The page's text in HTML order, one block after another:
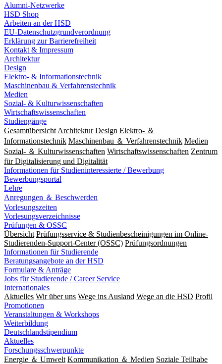
Alumni-Netzwerke
HSD Shop
Arbeiten an der HSD
EU-Datenschutzgrundverordnung
Erklärung zur Barrierefreiheit
Kontakt & Impressum
Architektur
Design
Elektro- & Informationstechnik
Maschinenbau & Verfahrenstechnik
Medien
Sozial- & Kulturwissenschaften
Wirtschaftswissenschaften
Studiengänge
Gesamtübersicht Architektur Design Elektro- ＆
Informationstechnik Maschinenbau ＆ Verfahrenstechnik Medien
Sozial- ＆ Kulturwissenschaften Wirtschaftswissenschaften Zentrum
für Digitalisierung und Digitalität
Informationen für Studieninteressierte / Bewerbung
Bewerbungsportal
Lehre
Anregungen ＆ Beschwerden
Vorlesungszeiten
Vorlesungsverzeichnisse
Prüfungen & OSSC
Übersicht Prüfungsservice & Studienbescheinigungen im Online-
Studierenden-Support-Center (OSSC) Prüfungsordnungen
Informationen für Studierende
Beratungsangebote an der HSD
Formulare & Anträge
Jobs für Studierende / Career Service
Internationales
Aktuelles Wir über uns Wege ins Ausland Wege an die HSD Profil
Promotionen
Veranstaltungen & Workshops
Weiterbildung
Deutschlandstipendium
Aktuelles
Forschungsschwerpunkte
Energie ＆ Umwelt Kommunikation ＆ Medien Soziale Teilhabe